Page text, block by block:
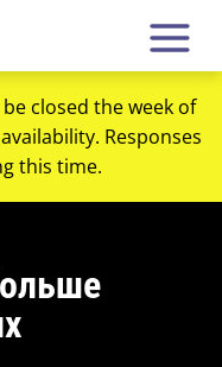
closed the week of
Responses
this time.